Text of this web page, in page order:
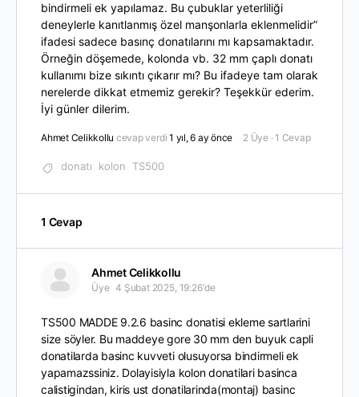
bindirmeli ek yapılamaz. Bu çubuklar yeterliliği
deneylerle kanıtlanmış özel manşonlarla eklenmelidir”
ifadesi sadece basınç donatılarını mı kapsamaktadır.
Örneğin döşemede, kolonda vb. 32 mm çaplı donatı
kullanımı bize sıkıntı çıkarır mı? Bu ifadeye tam olarak
nerelerde dikkat etmemiz gerekir? Teşekkür ederim.
İyi günler dilerim.
Ahmet Celikkollu cevap verdi1 yıl, 6 ay önce 2 Üye · 1 Cevap
donatı kolon TS500
1 Cevap
Ahmet Celikkollu
Üye 4 Şubat 2025, 19:26'de
TS500 MADDE 9.2.6 basinc donatisi ekleme sartlarini
size söyler. Bu maddeye gore 30 mm den buyuk capli
donatilarda basinc kuvveti olusuyorsa bindirmeli ek
yapamazssiniz. Dolayisiyla kolon donatilari basinca
calistigindan, kiris ust donatilarinda(montaj) basinc